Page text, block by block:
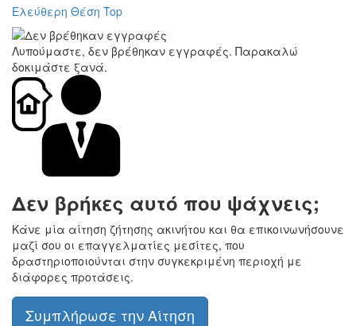
Ελεύθερη Θέση Top
Λυπούμαστε, δεν βρέθηκαν εγγραφές. Παρακαλώ
δοκιμάστε ξανά.
Δεν βρήκες αυτό που ψάχνεις;
Κάνε μία αίτηση ζήτησης ακινήτου και θα επικοινωνήσουνε
μαζί σου οι επαγγελματίες μεσίτες, που
δραστηριοποιούνται στην συγκεκριμένη περιοχή με
διάφορες προτάσεις.
Συμπλήρωσε την Αίτηση